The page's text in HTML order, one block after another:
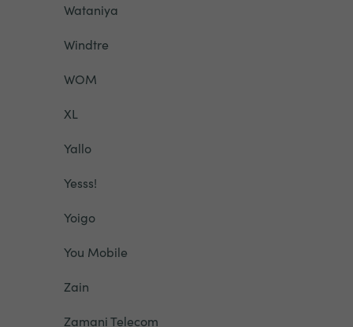
Wataniya
Windtre
WOM
XL
Yallo
Yesss!
Yoigo
You Mobile
Zain
Zamani Telecom